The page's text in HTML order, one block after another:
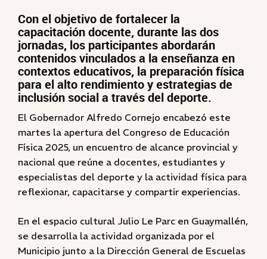
Con el objetivo de fortalecer la
capacitación docente, durante las dos
jornadas, los participantes abordarán
contenidos vinculados a la enseñanza en
contextos educativos, la preparación física
para el alto rendimiento y estrategias de
inclusión social a través del deporte.
El Gobernador Alfredo Cornejo encabezó este
martes la apertura del Congreso de Educación
Física 2025, un encuentro de alcance provincial y
nacional que reúne a docentes, estudiantes y
especialistas del deporte y la actividad física para
reflexionar, capacitarse y compartir experiencias.
En el espacio cultural Julio Le Parc en Guaymallén,
se desarrolla la actividad organizada por el
Municipio junto a la Dirección General de Escuelas